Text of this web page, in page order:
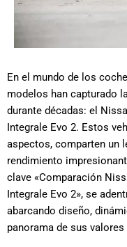
En el mundo de los
modelos han capturado
durante décadas: el
Integrale Evo 2. Estos
aspectos, comparten un
rendimiento
clave «Comparación
Integrale Evo 2», se
abarcando diseño,
panorama de sus